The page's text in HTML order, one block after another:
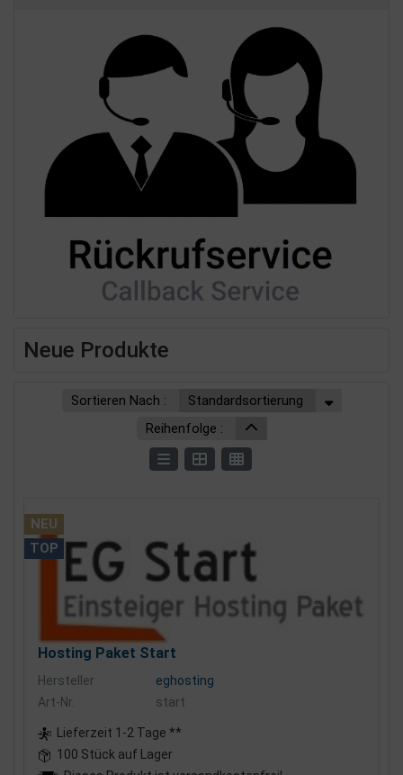
Neue Produkte
Sortieren Nach :
Standardsortierung
Reihenfolge :
NEU
TOP
Hosting Paket Start
Hersteller
eghosting
Art-Nr.
start
Lieferzeit 1-2 Tage **
100 Stück auf Lager